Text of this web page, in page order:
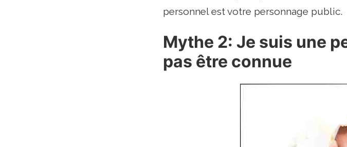
personnel est votre personnage public.
Mythe 2: Je suis une
pas être connue